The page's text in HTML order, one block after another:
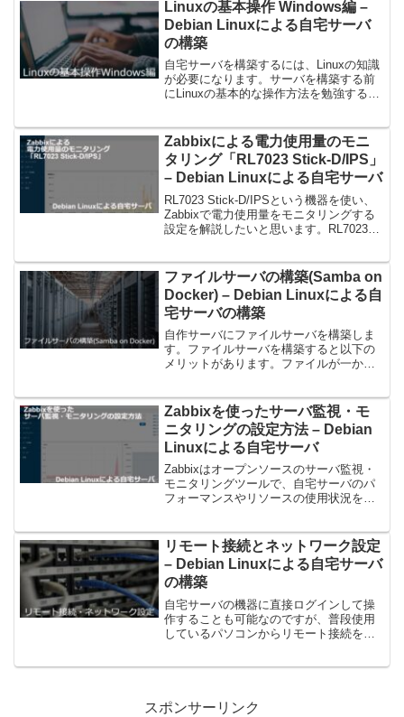
ション...
Linuxの基本操作 Windows編 –
Debian Linuxによる自宅サーバ
の構築
自宅サーバを構築するには、Linuxの知識
が必要になります。サーバを構築する前
にLinuxの基本的な操作方法を勉強すると
Windows上で...
Zabbixによる電力使用量のモニ
タリング「RL7023 Stick-D/IPS」
– Debian Linuxによる自宅サーバ
RL7023 Stick-D/IPSという機器を使い、
Zabbixで電力使用量をモニタリングする
設定を解説したいと思います。RL7023
ファイルサーバの構築(Samba on
Docker) – Debian Linuxによる自
宅サーバの構築
自作サーバにファイルサーバを構築しま
す。ファイルサーバを構築すると以下の
メリットがあります。ファイルが一か所
イルの共有が行えるバックアップデータ
の保存・復元が可能になり...
Zabbixを使ったサーバ監視・モ
ニタリングの設定方法 – Debian
Linuxによる自宅サーバ
Zabbixはオープンソースのサーバ監視・
モニタリングツールで、自宅サーバのパ
フォーマンスやリソースの使用状況をリ
でのZabbixの導入方法を詳しく解説し
ま...
リモート接続とネットワーク設定
– Debian Linuxによる自宅サーバ
の構築
自宅サーバの機器に直接ログインして操
作することも可能なのですが、普段使用
しているパソコンからリモート接続を行
スポンサーリンク